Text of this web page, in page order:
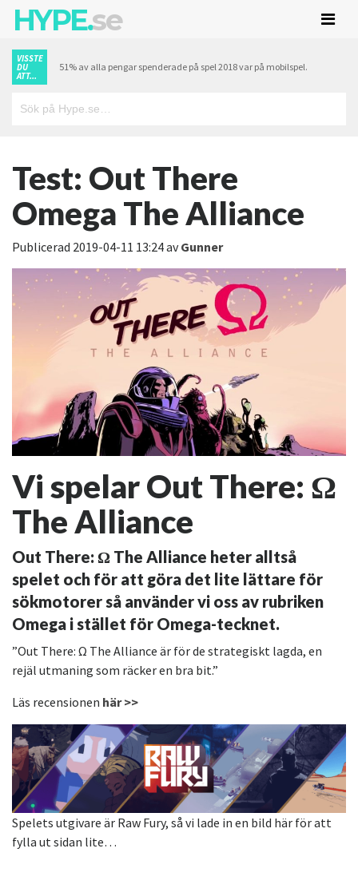
HYPE.se
VISSTE
DU
ATT...
51% av alla pengar spenderade på spel 2018 var på mobilspel.
Test: Out There
Omega The Alliance
Publicerad 2019-04-11 13:24avGunner
Vi spelar Out There: Ω
The Alliance
Out There: Ω The Alliance heter alltså
spelet och för att göra det lite lättare för
sökmotorer så använder vi oss av rubriken
Omega i stället för Omega-tecknet.
”Out There: Ω The Alliance är för de strategiskt lagda, en
rejäl utmaning som räcker en bra bit.”
Läs recensionen här >>
Spelets utgivare är Raw Fury, så vi lade in en bild här för att
fylla ut sidan lite…